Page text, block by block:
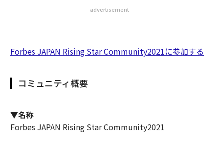
advertisement
Forbes JAPAN Rising Star Community2021に参加する
コミュニティ概要
▼名称
Forbes JAPAN Rising Star Community2021